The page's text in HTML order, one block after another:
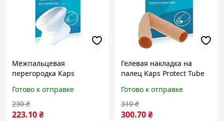
Межпальцевая
перегородка Kaps
Готово к отправке
223.10₴
230 ₴
Гелевая накладка на
палец Kaps Protect Tube
Готово к отправке
300.70₴
310 ₴